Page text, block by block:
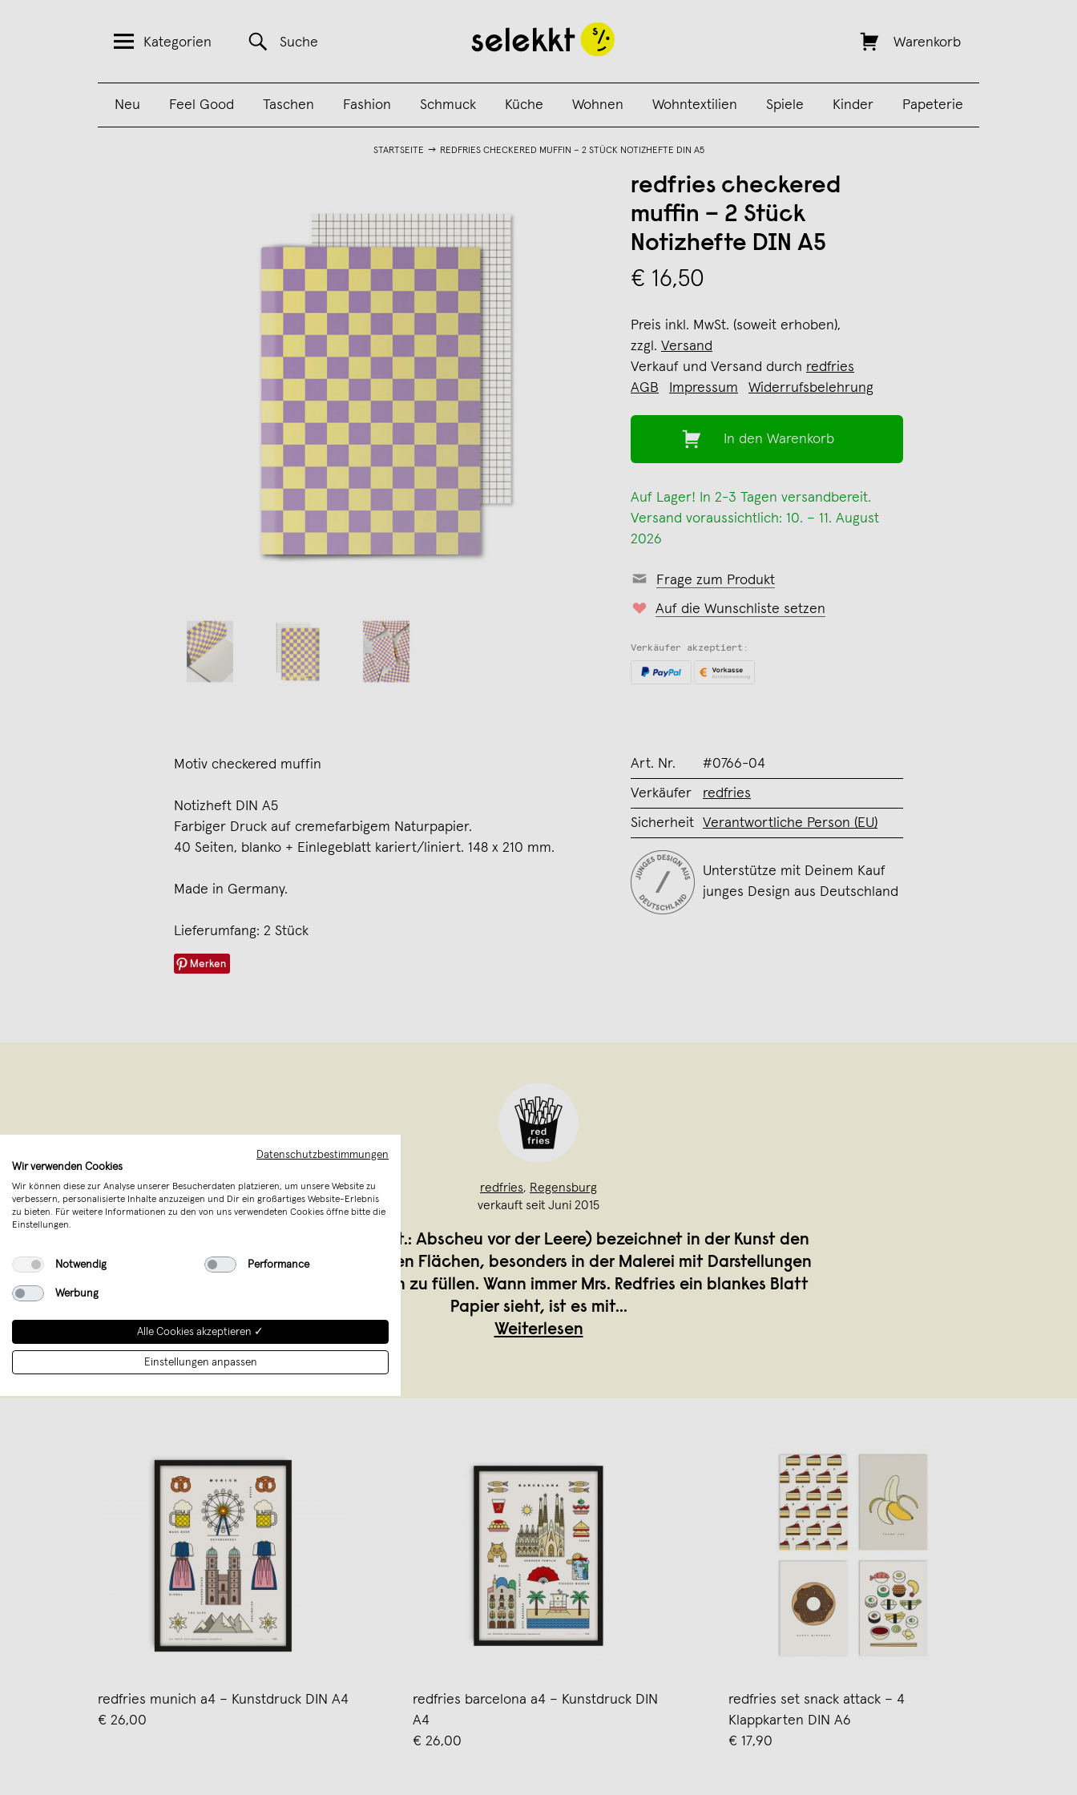
Kategorien Suche Warenkorb
Neu Feel Good Taschen Fashion Schmuck Küche Wohnen Wohntextilien Spiele Kinder Papeterie
STARTSEITE REDFRIES CHECKERED MUFFIN – 2 STÜCK NOTIZHEFTE DIN A5
redfries checkered
muffin – 2 Stück
Notizhefte DIN A5
€ 16,50
Preis inkl. MwSt. (soweit erhoben),
zzgl. Versand
Verkauf und Versand durch redfries
AGB
Impressum Widerrufsbelehrung
In den Warenkorb
Auf Lager! In 2-3 Tagen versandbereit.
Versand voraussichtlich: 10. – 11. August
2026
Frage zum Produkt
Auf die Wunschliste setzen
Verkäufer akzeptiert:
Motiv checkered muffin
Notizheft DIN A5
Farbiger Druck auf cremefarbigem Naturpapier.
40 Seiten, blanko + Einlegeblatt kariert/liniert. 148 x 210 mm.
Made in Germany.
Lieferumfang: 2 Stück
Merken
Art. Nr. #0766-04
Verkäufer redfries
Sicherheit Verantwortliche Person (EU)
Unterstütze mit Deinem Kauf
junges Design aus Deutschland
redfries, Regensburg
verkauft seit Juni 2015
Horror Vacui!!! (lat.: Abscheu vor der Leere) bezeichnet in der Kunst den
Wunsch, alle leeren Flächen, besonders in der Malerei mit Darstellungen
oder Ornamenten zu füllen. Wann immer Mrs. Redfries ein blankes Blatt
Papier sieht, ist es mit...
Weiterlesen
redfries munich a4 – Kunstdruck DIN A4
€ 26,00
redfries barcelona a4 – Kunstdruck DIN
A4
€ 26,00
redfries set snack attack – 4
Klappkarten DIN A6
€ 17,90
Datenschutzbestimmungen
Wir verwenden Cookies
Wir können diese zur Analyse unserer Besucherdaten platzieren, um unsere Website zu
verbessern, personalisierte Inhalte anzuzeigen und Dir ein großartiges Website-Erlebnis
zu bieten. Für weitere Informationen zu den von uns verwendeten Cookies öffne bitte die
Einstellungen.
Notwendig Performance
Werbung
Alle Cookies akzeptieren ✓
Einstellungen anpassen